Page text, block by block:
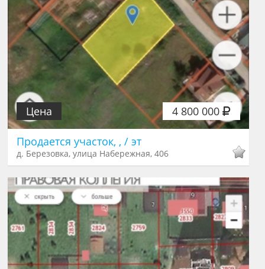
4 800 000
Цена
Продается участок, , / эт
д. Березовка, улица Набережная, 406